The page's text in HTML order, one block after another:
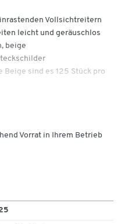
Vollsichtreitern
leicht und geräuschlos
beige
Beige sind es 125 Stück pro
Vorrat in Ihrem Betrieb